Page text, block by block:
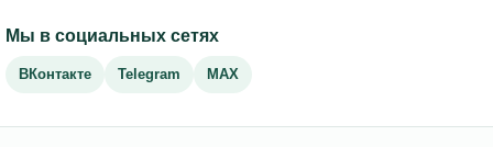
Мы в социальных сетях
ВКонтакте Telegram MAX